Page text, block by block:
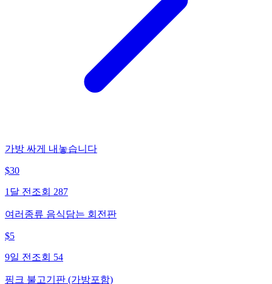
가방 싸게 내놓습니다
$30
1달 전 조회 287
여러종류 음식담는 회전판
$5
9일 전 조회 54
핑크 불고기판 (가방포함)